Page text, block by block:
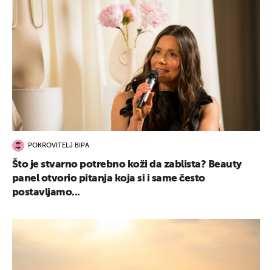
POKROVITELJ BIPA
Što je stvarno potrebno koži da zablista? Beauty
panel otvorio pitanja koja si i same često
postavljamo...